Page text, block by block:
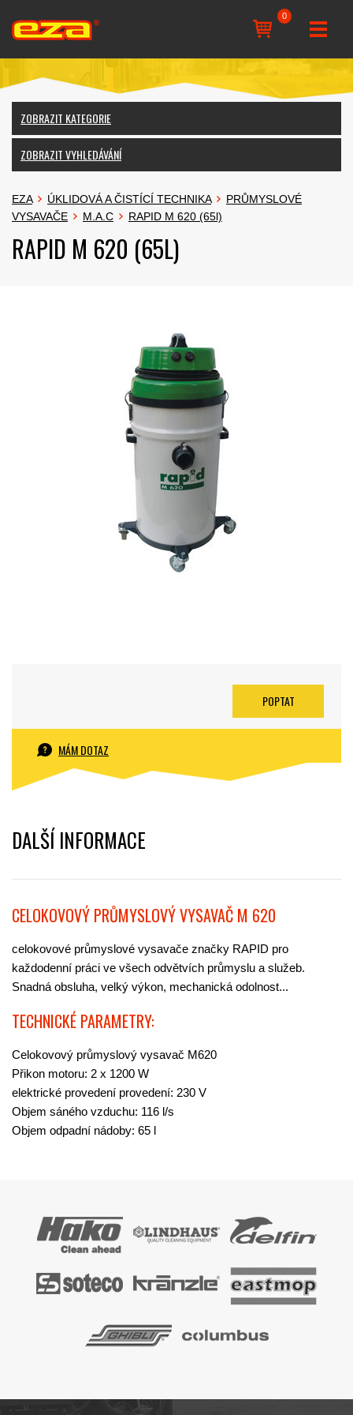
0
ZOBRAZIT KATEGORIE
ZOBRAZIT VYHLEDÁVÁNÍ
EZA ÚKLIDOVÁ A ČISTÍCÍ TECHNIKA
PRŮMYSLOVÉ
VYSAVAČE
M.A.C RAPID M 620 (65l)
RAPID M 620 (65L)
POPTAT
MÁM DOTAZ
DALŠÍ INFORMACE
CELOKOVOVÝ PRŮMYSLOVÝ VYSAVAČ M 620
celokovové průmyslové vysavače značky RAPID pro
každodenní práci ve všech odvětvích průmyslu a služeb.
Snadná obsluha, velký výkon, mechanická odolnost...
TECHNICKÉ PARAMETRY:
Celokovový průmyslový vysavač M620
Přikon motoru: 2 x 1200 W
elektrické provedení provedení: 230 V
Objem sáného vzduchu: 116 l/s
Objem odpadní nádoby: 65 l